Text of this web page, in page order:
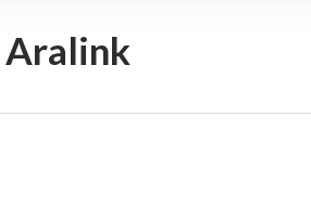
Aralink